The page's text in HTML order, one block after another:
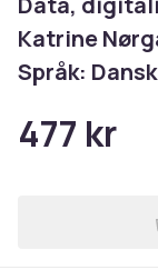
Katrine
Språk: Dansk
477 kr